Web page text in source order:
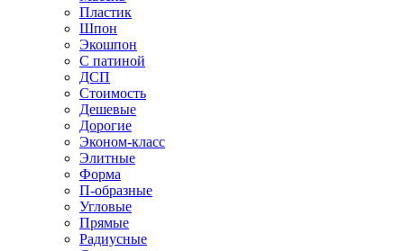
Пластик
Шпон
Экошпон
С патиной
ДСП
Стоимость
Дешевые
Дорогие
Эконом-класс
Элитные
Форма
П-образные
Угловые
Прямые
Радиусные